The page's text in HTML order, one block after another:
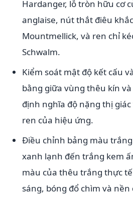
Hardanger, lỗ tròn hữu cơ
anglaise, nút thắt điêu
Mountmellick, và ren chỉ
Schwalm.
Kiểm soát mật độ kết cấu
bằng giữa vùng thêu kín
định nghĩa độ nặng thị
ren của hiệu ứng.
Điều chỉnh bảng màu
xanh lạnh đến trắng kem
màu của thêu trắng thực
sáng, bóng đổ chìm và